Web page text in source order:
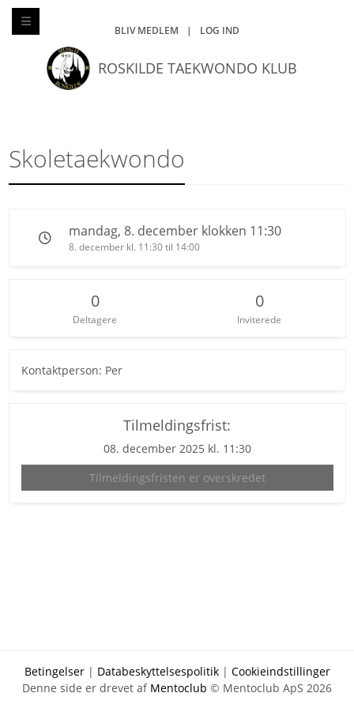
BLIV MEDLEM | LOG IND
ROSKILDE TAEKWONDO KLUB
Skoletaekwondo
mandag, 8. december klokken 11:30
8. december kl. 11:30 til 14:00
0
Deltagere
0
Inviterede
Kontaktperson: Per
Tilmeldingsfrist:
08. december 2025 kl. 11:30
Tilmeldingsfristen er overskredet
Betingelser | Databeskyttelsespolitik | Cookieindstillinger
Denne side er drevet af Mentoclub © Mentoclub ApS 2026